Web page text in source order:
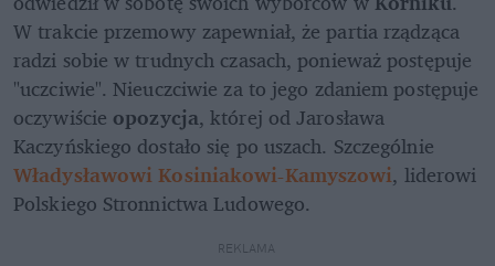
W trakcie przemowy zapewniał, że partia rządząca
radzi sobie w trudnych czasach, ponieważ postępuje
"uczciwie". Nieuczciwie za to jego zdaniem postępuje
oczywiście opozycja, której od Jarosława
Władysławowi Kosiniakowi-Kamyszowi, liderowi
Polskiego Stronnictwa Ludowego.
REKLAMA